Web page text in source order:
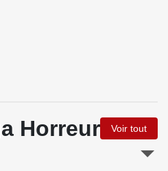
Horreur Voir tout